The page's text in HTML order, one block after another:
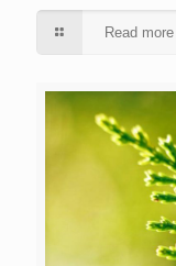
Read more